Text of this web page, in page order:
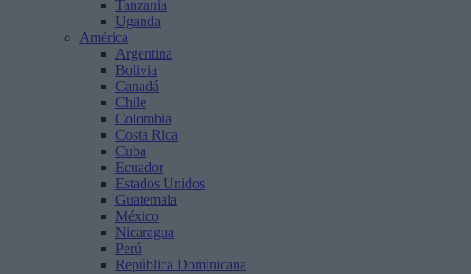
Tanzania
Uganda
América
Argentina
Bolivia
Canadá
Chile
Colombia
Costa Rica
Cuba
Ecuador
Estados Unidos
Guatemala
México
Nicaragua
Perú
República Dominicana